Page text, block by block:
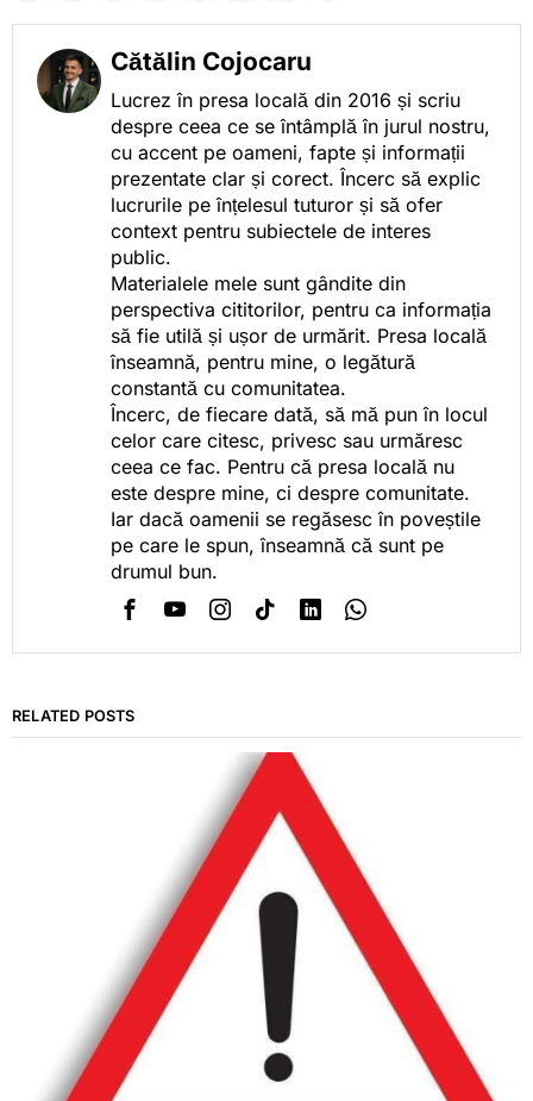
Cătălin Cojocaru
Lucrez în presa locală din 2016 și scriu
despre ceea ce se întâmplă în jurul nostru,
cu accent pe oameni, fapte și informații
prezentate clar și corect. Încerc să explic
lucrurile pe înțelesul tuturor și să ofer
context pentru subiectele de interes
public.
Materialele mele sunt gândite din
perspectiva cititorilor, pentru ca informația
să fie utilă și ușor de urmărit. Presa locală
înseamnă, pentru mine, o legătură
constantă cu comunitatea.
Încerc, de fiecare dată, să mă pun în locul
celor care citesc, privesc sau urmăresc
ceea ce fac. Pentru că presa locală nu
este despre mine, ci despre comunitate.
Iar dacă oamenii se regăsesc în poveștile
pe care le spun, înseamnă că sunt pe
drumul bun.
RELATED POSTS